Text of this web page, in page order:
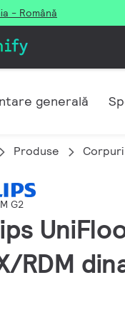
- Română
generală
Produse
G2
RDM